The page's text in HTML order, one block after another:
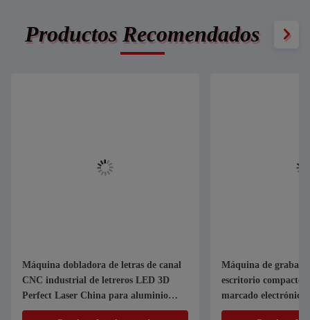
Productos Recomendados
Máquina dobladora de letras de canal
CNC industrial de letreros LED 3D
Perfect Laser China para aluminio
metálico
Máquina de
escritorio compacto
marcado electrónico
inoxidable de